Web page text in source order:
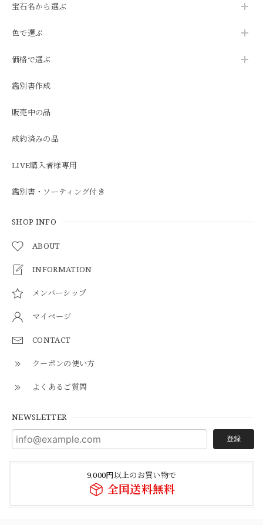
宝石名から選ぶ
色で選ぶ
価格で選ぶ
鑑別書作成
販売中の品
成約済みの品
LIVE購入者様専用
鑑別書・ソーティング付き
SHOP INFO
ABOUT
INFORMATION
メンバーシップ
マイページ
CONTACT
クーポンの使い方
よくあるご質問
NEWSLETTER
登録
9,000円以上のお買い物で
全国送料無料